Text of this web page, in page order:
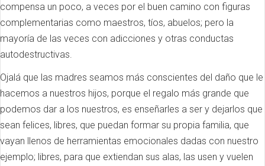
compensa un poco, a veces por el buen camino con figuras
complementarias como maestros, tíos, abuelos; pero la
mayoría de las veces con adicciones y otras conductas
autodestructivas.
Ojalá que las madres seamos más conscientes del daño que le
hacemos a nuestros hijos, porque el regalo más grande que
podemos dar a los nuestros, es enseñarles a ser y dejarlos que
sean felices, libres, que puedan formar su propia familia, que
vayan llenos de herramientas emocionales dadas con nuestro
ejemplo; libres, para que extiendan sus alas, las usen y vuelen